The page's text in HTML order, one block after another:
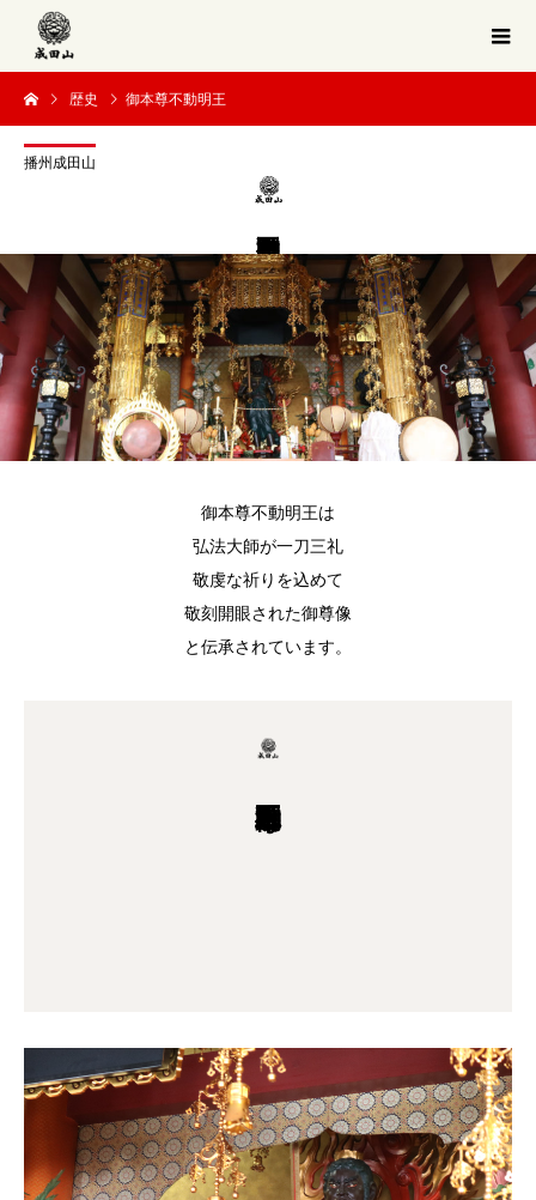
歴史 御本尊不動明王
播州成田山
御本尊不動明王は
弘法大師が一刀三礼
敬虔な祈りを込めて
敬刻開眼された御尊像
と伝承されています。